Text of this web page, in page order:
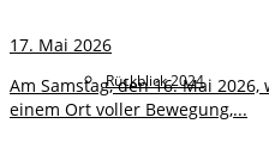
Rückblick 2024
17. Mai 2026
Am Samstag, den 16. Mai
einem Ort voller Bewegung,...